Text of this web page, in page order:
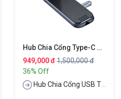
Hub Chia Cổng Type-C Đa Năng 6 In 1 Hỗ Trợ Sạc Nhanh 60W Hiệu Baseus Multi
949,000 đ 1,500,000 đ
36% Off
Hub Chia Cổng USB Type-C